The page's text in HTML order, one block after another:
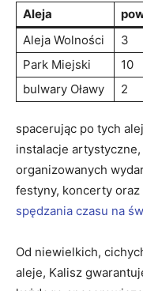
Aleja
Aleja Wolności
3
Park Miejski
10
bulwary Oławy
2
spacerując po tych
instalacje
organizowanych
festyny, koncerty
spędzania czasu na
Od niewielkich,
aleje, Kalisz